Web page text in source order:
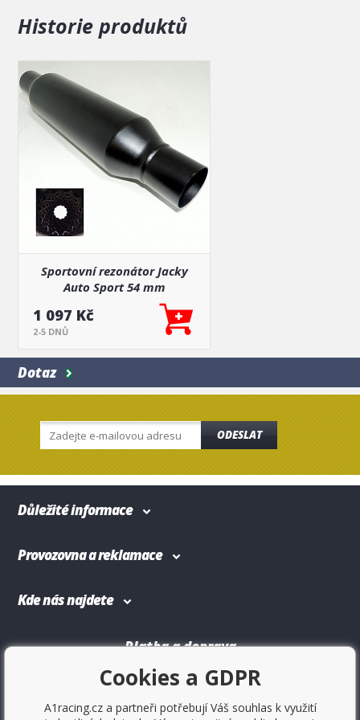
Historie produktů
Sportovní rezonátor Jacky
Auto Sport 54 mm
1 097 Kč
2-5 DNŮ
Dotaz
ODESLAT
Důležité informace
Provozovna a reklamace
Kde nás najdete
Platba a doprava
Cookies a GDPR
A1racing.cz a partneři potřebují Váš souhlas k využití